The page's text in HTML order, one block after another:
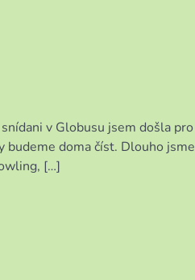
v Globusu jsem došla pro
budeme doma číst. Dlouho jsme
[…]